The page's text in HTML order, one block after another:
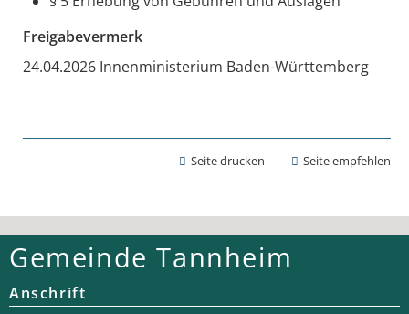
Freigabevermerk
24.04.2026 Innenministerium Baden-Württemberg
Seite drucken Seite empfehlen
Gemeinde Tannheim
Anschrift